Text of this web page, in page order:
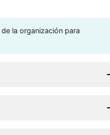
la organización para